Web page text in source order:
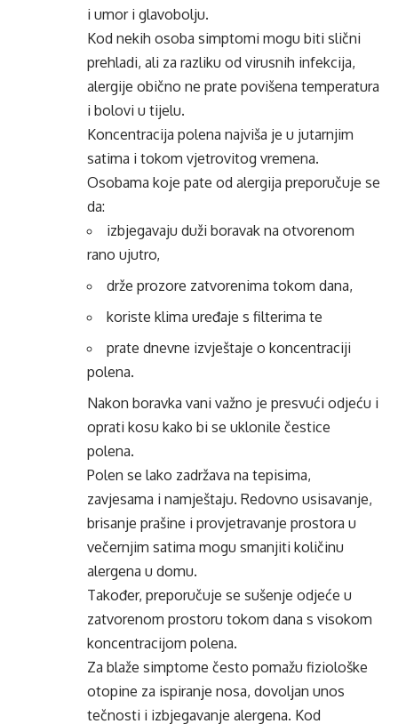
i umor i glavobolju.
Kod nekih osoba simptomi mogu biti slični
prehladi, ali za razliku od virusnih infekcija,
alergije obično ne prate povišena temperatura
i bolovi u tijelu.
Koncentracija polena najviša je u jutarnjim
satima i tokom vjetrovitog vremena.
Osobama koje pate od alergija preporučuje se
da:
izbjegavaju duži boravak na otvorenom
rano ujutro,
drže prozore zatvorenima tokom dana,
koriste klima uređaje s filterima te
prate dnevne izvještaje o koncentraciji
polena.
Nakon boravka vani važno je presvući odjeću i
oprati kosu kako bi se uklonile čestice
polena.
Polen se lako zadržava na tepisima,
zavjesama i namještaju. Redovno usisavanje,
brisanje prašine i provjetravanje prostora u
večernjim satima mogu smanjiti količinu
alergena u domu.
Također, preporučuje se sušenje odjeće u
zatvorenom prostoru tokom dana s visokom
koncentracijom polena.
Za blaže simptome često pomažu fiziološke
otopine za ispiranje nosa, dovoljan unos
tečnosti i izbjegavanje alergena. Kod